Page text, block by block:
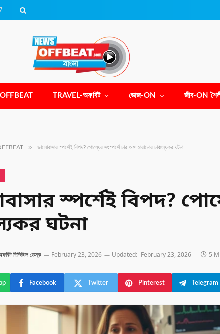
TRAVEL-অফবিট ভোজ-ON জীব-ON
» ভালোবাসার স্পর্শেই বিপদ? পোষ্যের সংস্পর্শে চার অঙ্গ হারানোর চাঞ্চল্যকর ঘটনা
স্পর্শেই বিপদ?
ঘটনা
ডিজিটাল ডেস্ক February 23, 2026 Updated: February 23, 2026 5
Facebook Twitter Pinterest Telegram